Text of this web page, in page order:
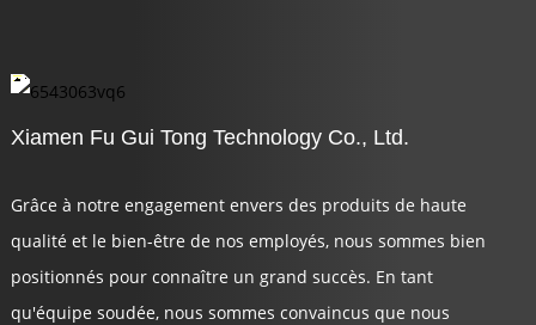
Xiamen Fu Gui Tong Technology Co., Ltd.
Grâce à notre engagement envers des produits de haute
qualité et le bien-être de nos employés, nous sommes bien
positionnés pour connaître un grand succès. En tant
qu'équipe soudée, nous sommes convaincus que nous